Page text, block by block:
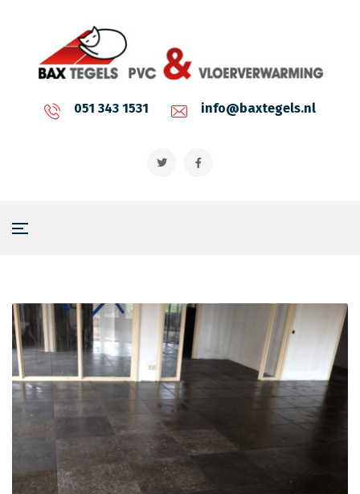
051 343 1531 info@baxtegels.nl